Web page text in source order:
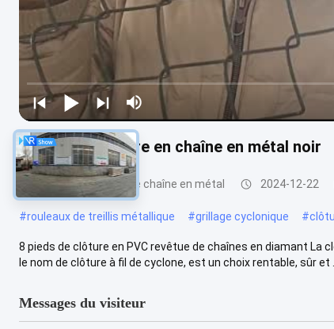
8 pieds de clôture en chaîne en métal noir
Clôture à maillons de chaîne en métal 2024-12-22
#rouleaux de treillis métallique #grillage cyclonique #
8 pieds de clôture en PVC revêtue de chaînes en diamant La
le nom de clôture à fil de cyclone, est un choix rentable, sûr et ...
Messages du visiteur